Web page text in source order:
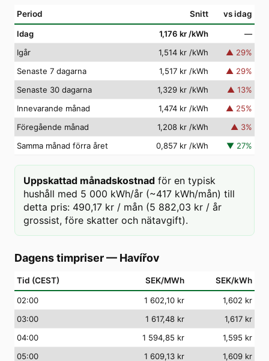
Period Snitt vs idag
Idag 1,176 kr /kWh
—
Igår
1,514 kr /kWh ▲ 29%
Senaste 7 dagarna
1,517 kr /kWh ▲ 29%
Senaste 30 dagarna
1,329 kr /kWh ▲ 13%
Innevarande månad
1,474 kr /kWh ▲ 25%
Föregående månad
1,208 kr /kWh ▲ 3%
Samma månad förra året
0,857 kr /kWh ▼ 27%
Uppskattad månadskostnad för en typisk
hushåll med 5 000 kWh/år (~417 kWh/mån) till
detta pris: 490,17 kr / mån (5 882,03 kr / år
grossist, före skatter och nätavgift).
Dagens timpriser— Havířov
Tid (CEST) SEK/MWh SEK/kWh
02:00 1 602,10 kr
1,602 kr
03:00 1 617,48 kr
1,617 kr
04:00 1 594,85 kr
1,595 kr
05:00 1 609,13 kr
1,609 kr